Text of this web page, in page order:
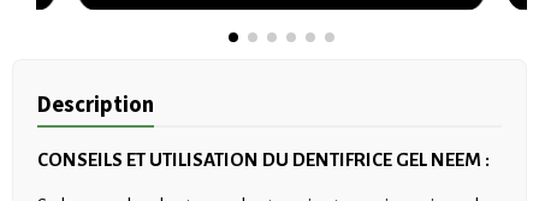
Description
CONSEILS ET UTILISATION DU DENTIFRICE GEL NEEM :